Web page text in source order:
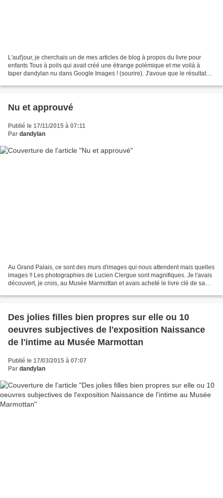
L'aut'jour, je cherchais un de mes articles de blog à propos du livre pour
enfants Tous à poils qui avait créé une étrange polémique et me voilà à
taper dandylan nu dans Google Images ! (sourire). J'avoue que le résultat
Nu et approuvé
Publié le 17/11/2015 à 07:11
Par dandylan
Au Grand Palais, ce sont des murs d'images qui nous attendent mais quelles
images !! Les photographies de Lucien Clergue sont magnifiques. Je l'avais
découvert, je crois, au Musée Marmottan et avais acheté le livre clé de sa
Des jolies filles bien propres sur elle ou 10
oeuvres subjectives de l'exposition Naissance
de l'intime au Musée Marmottan
Publié le 17/03/2015 à 07:07
Par dandylan